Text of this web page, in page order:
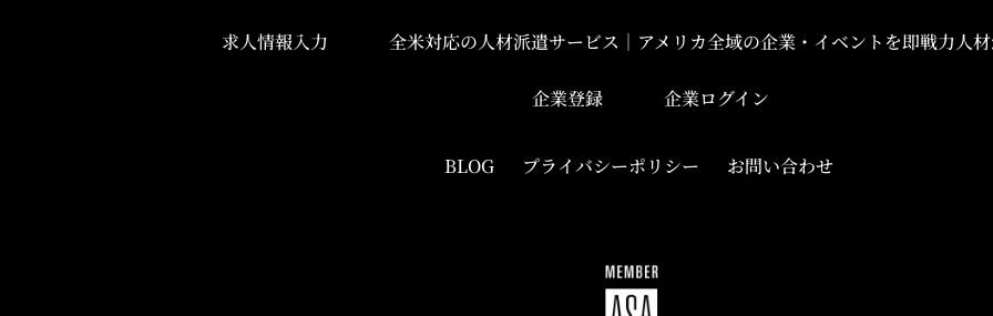
求人情報入力 全米対応の人材派遣サービス｜アメリカ全域の企業・イベントを即戦力人
企業登録 企業ログイン
BLOG プライバシーポリシー お問い合わせ